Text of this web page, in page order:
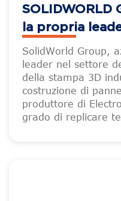
SOLIDWORLD
la propria
SolidWorld Group,
leader nel settore
della stampa 3D
costruzione di
produttore di
grado di replicare